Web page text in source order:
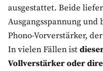
ausgestattet. Beide
Ausgangsspannung
Phono-Vorverstärker,
In vielen Fällen ist
Vollverstärker oder